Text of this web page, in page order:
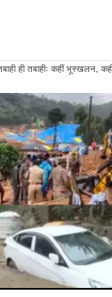
ही तबाहीः कहीं भूस्खलन,